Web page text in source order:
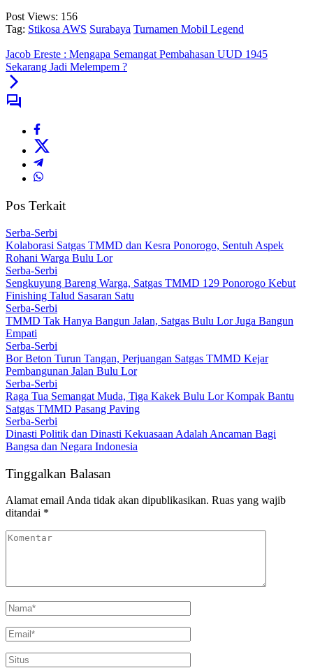
Post Views: 156
Tag: Stikosa AWS Surabaya Turnamen Mobil Legend
Jacob Ereste : Mengapa Semangat Pembahasan UUD 1945
Sekarang Jadi Melempem ?
Pos Terkait
Serba-Serbi
Kolaborasi Satgas TMMD dan Kesra Ponorogo, Sentuh Aspek
Rohani Warga Bulu Lor
Serba-Serbi
Sengkuyung Bareng Warga, Satgas TMMD 129 Ponorogo Kebut
Finishing Talud Sasaran Satu
Serba-Serbi
TMMD Tak Hanya Bangun Jalan, Satgas Bulu Lor Juga Bangun
Empati
Serba-Serbi
Bor Beton Turun Tangan, Perjuangan Satgas TMMD Kejar
Pembangunan Jalan Bulu Lor
Serba-Serbi
Raga Tua Semangat Muda, Tiga Kakek Bulu Lor Kompak Bantu
Satgas TMMD Pasang Paving
Serba-Serbi
Dinasti Politik dan Dinasti Kekuasaan Adalah Ancaman Bagi
Bangsa dan Negara Indonesia
Tinggalkan Balasan
Alamat email Anda tidak akan dipublikasikan. Ruas yang wajib
ditandai *